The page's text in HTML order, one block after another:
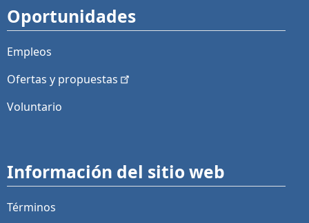
Oportunidades
Empleos
Ofertas y propuestas
Voluntario
Información del sitio web
Términos